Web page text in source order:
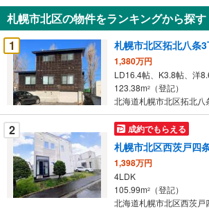
知
を
受
け
取
る
・
条
件
を
マ
イ
ペ
札幌市北区の物件をランキングから探す
1
札幌市北区拓北八条3
1,380万円
LD16.4帖、K3.8帖、洋
123.38m2
（登記）
北海道札幌市北区拓北八
2 成約でもらえる
札幌市北区西茨戸四
1,398万円
4LDK
105.99m2
（登記）
北海道札幌市北区西茨戸